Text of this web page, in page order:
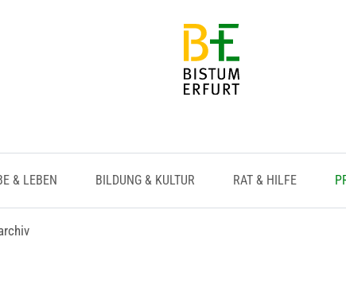
& LEBEN BILDUNG & KULTUR RAT & HILFE